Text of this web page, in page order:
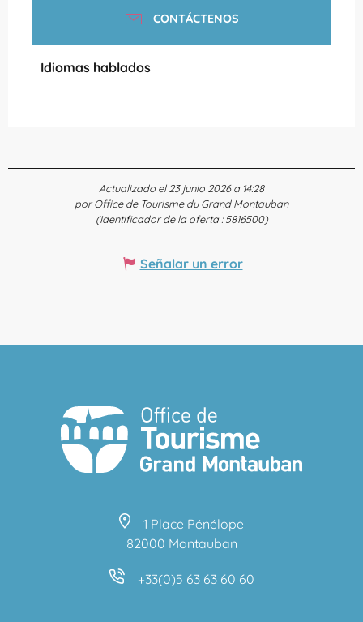
CONTÁCTENOS
Idiomas hablados
Idiomas hablados
Actualizado el 23 junio 2026 a 14:28
por Office de Tourisme du Grand Montauban
(Identificador de la oferta :5816500)
Señalar un error
1 Place Pénélope
82000 Montauban
+33(0)5 63 63 60 60